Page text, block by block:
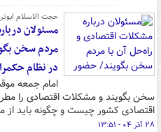
حجت الاسلام
مسئولان
مردم سخن
در نظام
امام جمعه
سخن بگویند و مشکلات اقتصادی را
اقتصادی کشور چیست و چگونه باید از
۲۸ آذر ۰۴ - ۱۳:۵۱